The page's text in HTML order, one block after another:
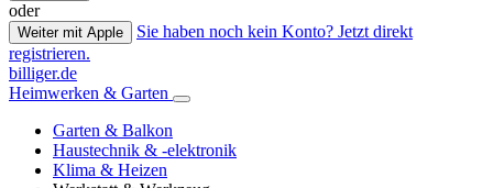
oder
Weiter mit Apple
Sie haben noch kein Konto? Jetzt direkt
registrieren.
billiger.de
Heimwerken & Garten
Garten & Balkon
Haustechnik & -elektronik
Klima & Heizen